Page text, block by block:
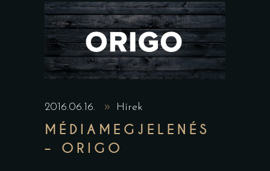
2016.06.16. Hírek
MÉDIAMEGJELENÉS
– ORIGO